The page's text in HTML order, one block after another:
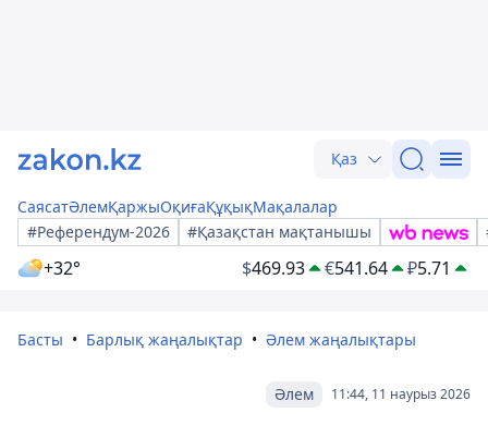
Қаз
СаясатӘлемҚаржыОқиғаҚұқықМақалалар
#Референдум-2026
#Қазақстан мақтанышы
+32° $469.93 €541.64 ₽5.71
Басты Барлық жаңалықтар Әлем жаңалықтары
11:44, 11 наурыз 2026
Әлем